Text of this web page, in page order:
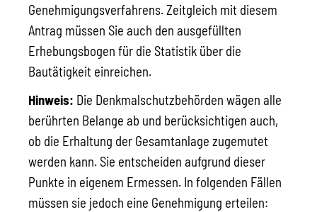
Genehmigungsverfahrens.Zeitgleich mit diesem
Antrag müssen Sie auch den ausgefüllten
Erhebungsbogen für die Statistik über die
Bautätigkeit einreichen.
Hinweis: Die Denkmalschutzbehörden wägen alle
berührten Belange ab und berücksichtigen auch,
ob die Erhaltung der Gesamtanlage zugemutet
werden kann. Sie entscheiden aufgrund dieser
Punkte in eigenem Ermessen. In folgenden Fällen
müssen sie jedoch eine Genehmigung erteilen: